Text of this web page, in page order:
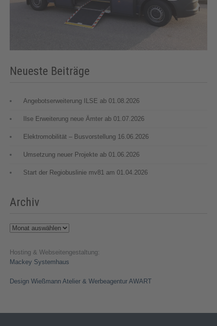
Neueste Beiträge
Angebotserweiterung ILSE ab 01.08.2026
Ilse Erweiterung neue Ämter ab 01.07.2026
Elektromobilität – Busvorstellung 16.06.2026
Umsetzung neuer Projekte ab 01.06.2026
Start der Regiobuslinie mv81 am 01.04.2026
Archiv
Archiv
Hosting & Webseitengestaltung:
Mackey Systemhaus
Design Wießmann Atelier & Werbeagentur AWART